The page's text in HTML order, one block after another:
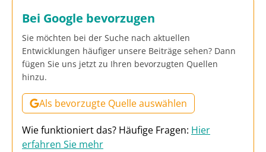
Bei Google bevorzugen
Sie möchten bei der Suche nach aktuellen
Entwicklungen häufiger unsere Beiträge sehen? Dann
fügen Sie uns jetzt zu Ihren bevorzugten Quellen
hinzu.
Als bevorzugte Quelle auswählen
Wie funktioniert das? Häufige Fragen: Hier
erfahren Sie mehr